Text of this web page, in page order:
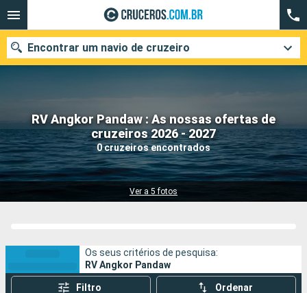
RV Angkor Pandaw : As nossas ofertas de
cruzeiros 2026 - 2027
0 cruzeiros encontrados
Ver a 5 fotos
Encontrar um navio de cruzeiro
Quando ir?
Data de partida
Os seus critérios de pesquisa:
RV Angkor Pandaw
Filtro Ordenar